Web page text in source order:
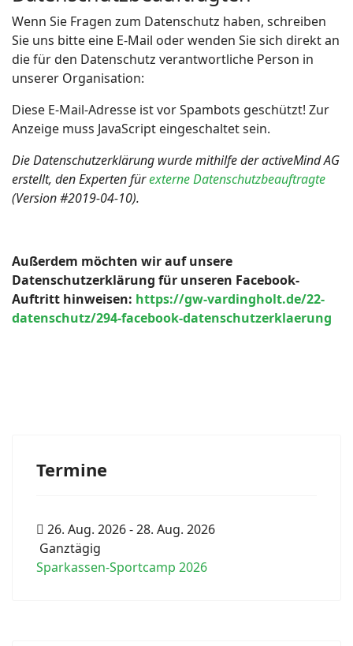
Wenn Sie Fragen zum Datenschutz haben, schreiben
Sie uns bitte eine E-Mail oder wenden Sie sich direkt an
die für den Datenschutz verantwortliche Person in
unserer Organisation:
Diese E-Mail-Adresse ist vor Spambots geschützt! Zur
Anzeige muss JavaScript eingeschaltet sein.
Die Datenschutzerklärung wurde mithilfe der activeMind AG
erstellt, den Experten fürexterne Datenschutzbeauftragte
(Version #2019-04-10).
Außerdem möchten wir auf unsere
Datenschutzerklärung für unseren Facebook-
Auftritt hinweisen: https://gw-vardingholt.de/22-
datenschutz/294-facebook-datenschutzerklaerung
Termine
26. Aug. 2026-28. Aug. 2026
Ganztägig
Sparkassen-Sportcamp 2026